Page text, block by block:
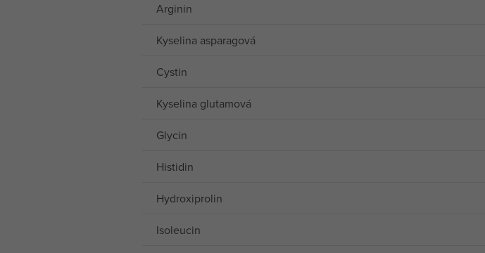
Arginin
Kyselina asparagová
Cystin
Kyselina glutamová
Glycin
Histidin
Hydroxiprolin
Isoleucin